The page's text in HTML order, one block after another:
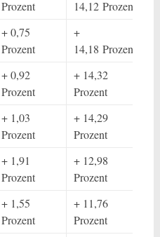
Prozent
14,12 Prozent
+ 0,75
Prozent
+
14,18 Prozent
+ 0,92
Prozent
+ 14,32
Prozent
+ 1,03
Prozent
+ 14,29
Prozent
+ 1,91
Prozent
+ 12,98
Prozent
+ 1,55
Prozent
+ 11,76
Prozent